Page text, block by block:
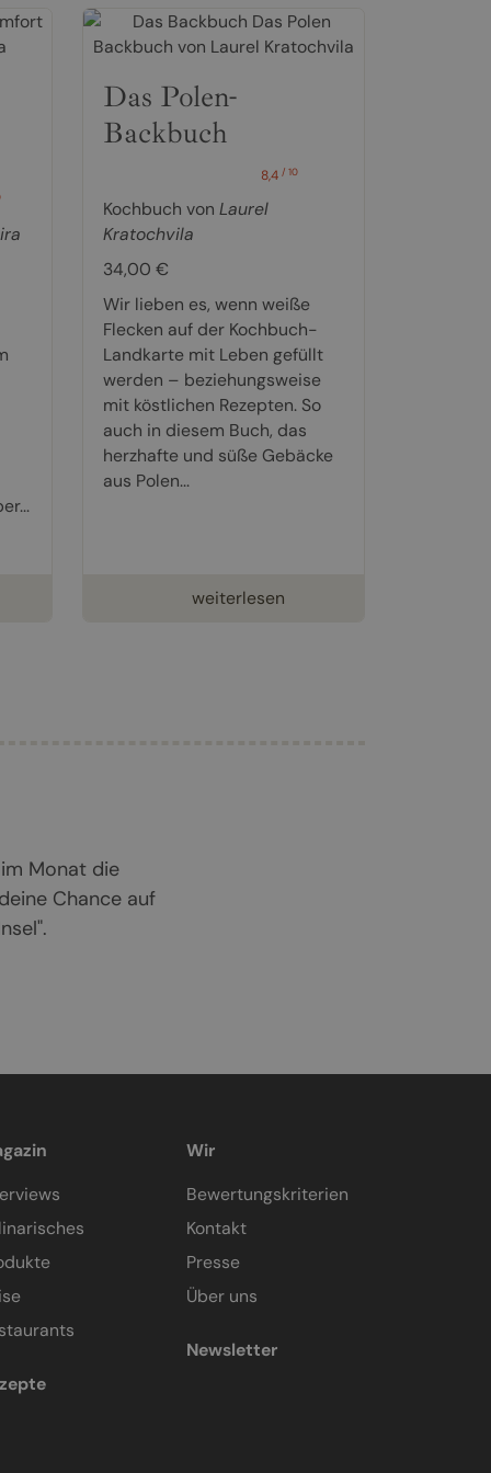
Das Polen-
Backbuch
8,4/ 10
Kochbuch von Laurel
Kratochvila
34,00 €
Wir lieben es, wenn weiße
Flecken auf der Kochbuch-
Landkarte mit Leben gefüllt
werden – beziehungsweise
mit köstlichen Rezepten. So
auch in diesem Buch, das
herzhafte und süße Gebäcke
aus Polen...
weiterlesen
Monat die
Chance auf
Wir
Bewertungskriterien
Kontakt
Presse
Über uns
Newsletter